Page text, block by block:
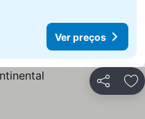
Ver preços
Partilhar